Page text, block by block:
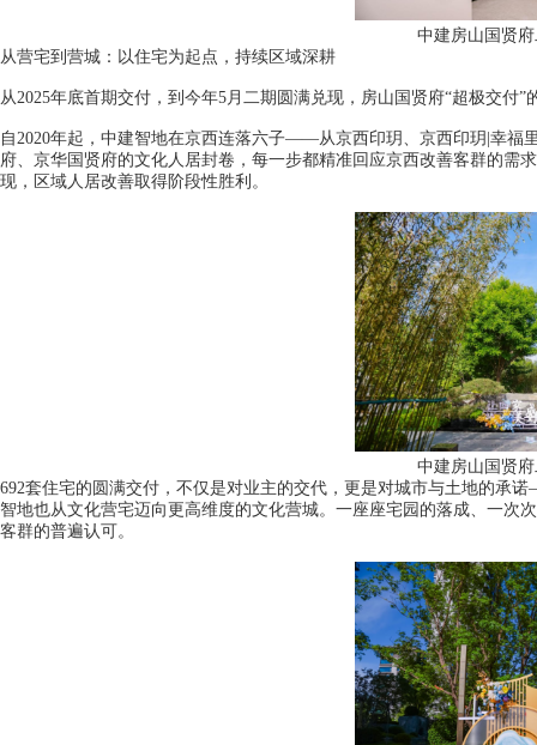
中建房山国贤
从营宅到营城：以住宅为起点，持续区域深耕
从2025年底首期交付，到今年5月二期圆满兑现，房山国贤府“超极交付
自2020年起，中建智地在京西连落六子——从京西印玥、京西印玥|幸福
府、京华国贤府的文化人居封卷，每一步都精准回应京西改善客群的需
现，区域人居改善取得阶段性胜利。
中建房山国贤
692套住宅的圆满交付，不仅是对业主的交代，更是对城市与土地的承
智地也从文化营宅迈向更高维度的文化营城。一座座宅园的落成、一次
客群的普遍认可。